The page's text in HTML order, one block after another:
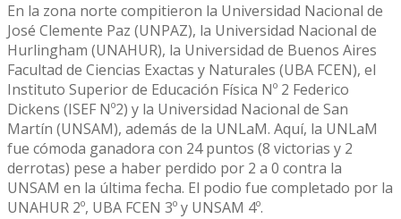
En la zona norte compitieron la Universidad Nacional de
José Clemente Paz (UNPAZ), la Universidad Nacional de
Hurlingham (UNAHUR), la Universidad de Buenos Aires
Facultad de Ciencias Exactas y Naturales (UBA FCEN), el
Instituto Superior de Educación Física Nº 2 Federico
Dickens (ISEF Nº2) y la Universidad Nacional de San
Martín (UNSAM), además de la UNLaM. Aquí, la UNLaM
fue cómoda ganadora con 24 puntos (8 victorias y 2
derrotas) pese a haber perdido por 2 a 0 contra la
UNSAM en la última fecha. El podio fue completado por la
UNAHUR 2º, UBA FCEN 3º y UNSAM 4º.